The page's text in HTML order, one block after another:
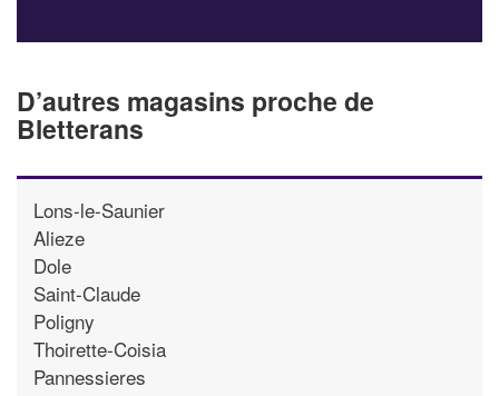
D’autres magasins proche de
Bletterans
Lons-le-Saunier
Alieze
Dole
Saint-Claude
Poligny
Thoirette-Coisia
Pannessieres